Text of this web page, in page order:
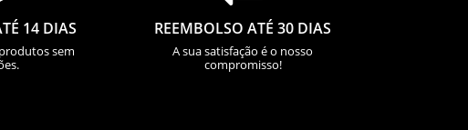
14 DIAS
sem
REEMBOLSO ATÉ 30 DIAS
A sua satisfação é o nosso
compromisso!